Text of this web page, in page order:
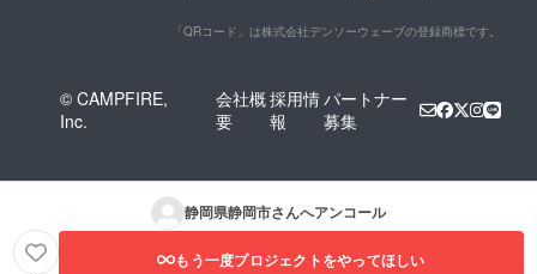
「QRコード」は株式会社デンソーウェーブの登録商標です。
© CAMPFIRE,
Inc.
会社概
要
採用情
報
パートナー
募集
静岡県静岡市さんへアンコール
もう一度プロジェクトをやってほしい